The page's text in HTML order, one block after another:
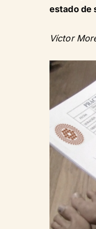
estado de
Víctor